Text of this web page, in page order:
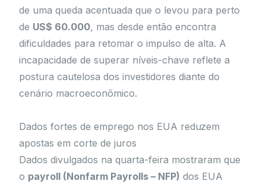
de uma queda acentuada que o levou para perto
de US$ 60.000, mas desde então encontra
dificuldades para retomar o impulso de alta. A
incapacidade de superar níveis-chave reflete a
postura cautelosa dos investidores diante do
cenário macroeconômico.
Dados fortes de emprego nos EUA reduzem
apostas em corte de juros
Dados divulgados na quarta-feira mostraram que
o payroll (Nonfarm Payrolls – NFP) dos EUA